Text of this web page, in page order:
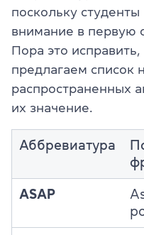
поскольку
внимание в первую
Пора это
предлагаем список
распространенных
их значение.
Аббревиатура
ASAP